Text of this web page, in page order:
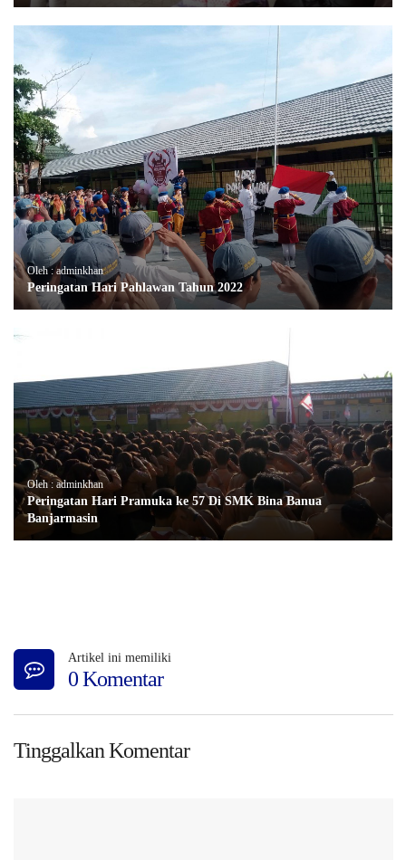
Oleh : adminkhan
Peringatan Hari Pahlawan Tahun 2022
Oleh : adminkhan
Peringatan Hari Pramuka ke 57 Di SMK Bina Banua
Banjarmasin
Artikel ini memiliki
0 Komentar
Tinggalkan Komentar